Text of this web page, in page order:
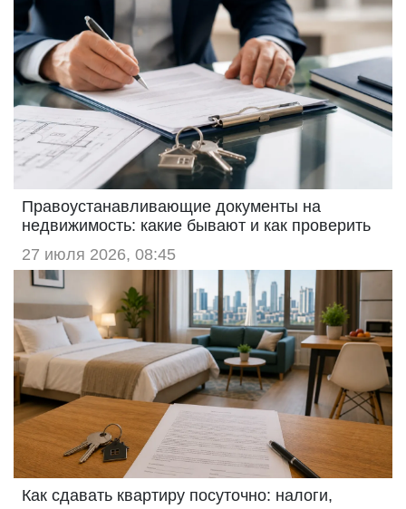
Правоустанавливающие документы на
недвижимость: какие бывают и как проверить
27 июля 2026, 08:45
Как сдавать квартиру посуточно: налоги,